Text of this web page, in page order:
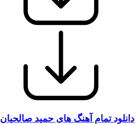
دانلود تمام آهنگ های حمید صالحیان